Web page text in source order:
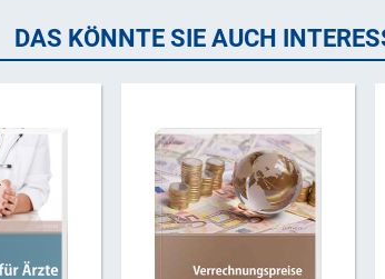
DAS KÖNNTE SIE AUCH